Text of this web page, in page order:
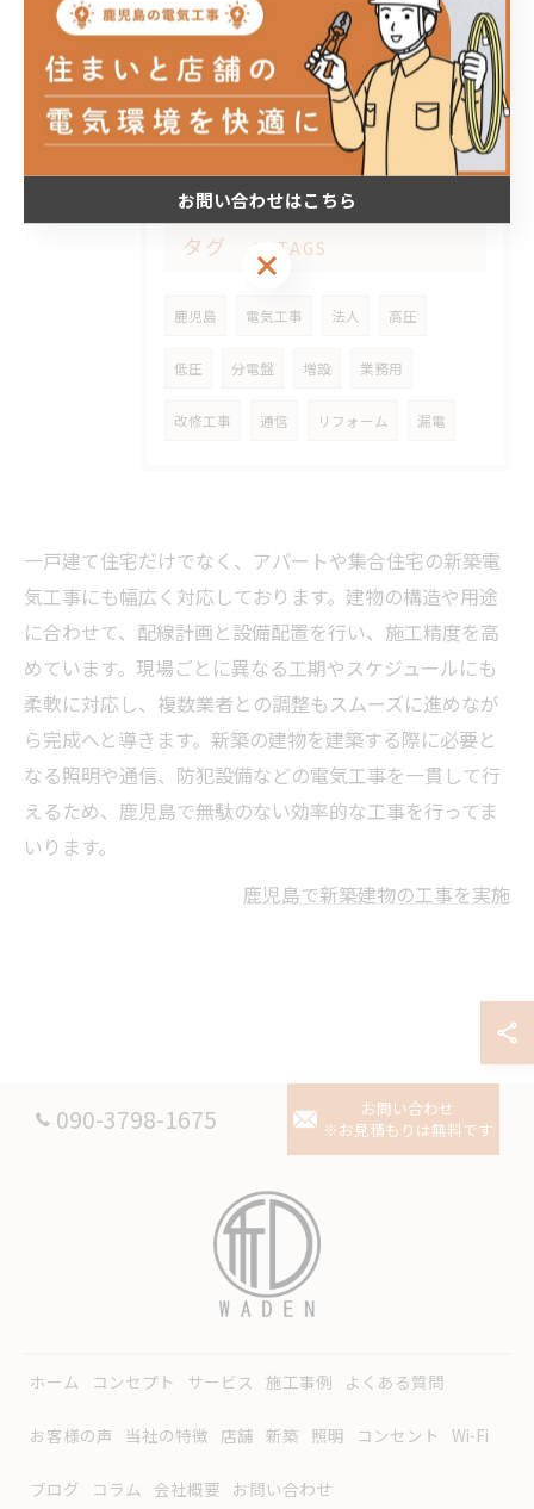
2026/01/22
姶良市某邸にてエコキュート取替工事
タグ TAGS
鹿児島 電気工事 法人 高圧
低圧 分電盤 増設 業務用
改修工事 通信 リフォーム 漏電
一戸建て住宅だけでなく、アパートや集合住宅の新築電
気工事にも幅広く対応しております。建物の構造や用途
に合わせて、配線計画と設備配置を行い、施工精度を高
めています。現場ごとに異なる工期やスケジュールにも
柔軟に対応し、複数業者との調整もスムーズに進めなが
ら完成へと導きます。新築の建物を建築する際に必要と
なる照明や通信、防犯設備などの電気工事を一貫して行
えるため、鹿児島で無駄のない効率的な工事を行ってま
いります。
鹿児島で新築建物の工事を実施
090-3798-1675
お問い合わせ
※お見積もりは無料です
ホーム コンセプト サービス 施工事例 よくある質問
お客様の声 当社の特徴 店舗 新築 照明 コンセント Wi-Fi
ブログ コラム 会社概要 お問い合わせ
お問い合わせはこちら
お問い合わせはこちら